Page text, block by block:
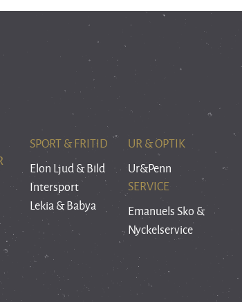
SPORT & FRITID
Elon Ljud & Bild
Intersport
Lekia & Babya
UR & OPTIK
Ur&Penn
SERVICE
Emanuels Sko &
Nyckelservice